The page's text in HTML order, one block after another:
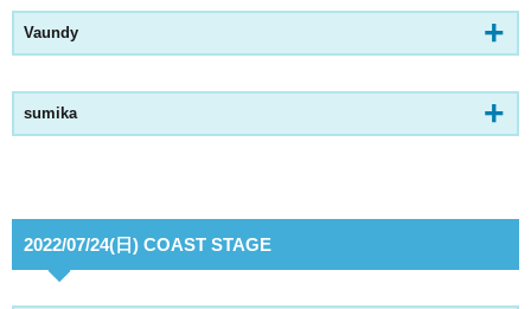
Vaundy
sumika
2022/07/24(日) COAST STAGE